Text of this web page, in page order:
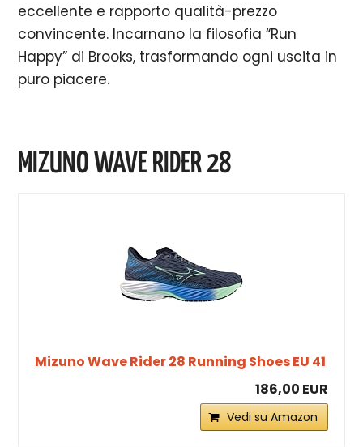
eccellente e rapporto qualità-prezzo
convincente. Incarnano la filosofia “Run
Happy” di Brooks, trasformando ogni uscita in
puro piacere.
MIZUNO WAVE RIDER 28
Mizuno Wave Rider 28 Running Shoes EU 41
186,00 EUR
Vedi su Amazon